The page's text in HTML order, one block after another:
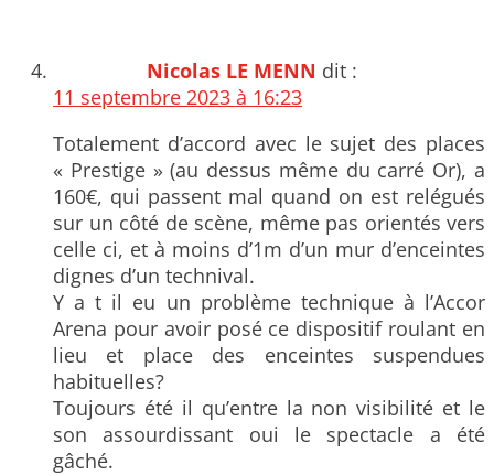
Nicolas LE MENN dit :
11 septembre 2023 à 16:23
Totalement d’accord avec le sujet des places
« Prestige » (au dessus même du carré Or), a
160€, qui passent mal quand on est relégués
sur un côté de scène, même pas orientés vers
celle ci, et à moins d’1m d’un mur d’enceintes
dignes d’un technival.
Y a t il eu un problème technique à l’Accor
Arena pour avoir posé ce dispositif roulant en
lieu et place des enceintes suspendues
habituelles?
Toujours été il qu’entre la non visibilité et le
son assourdissant oui le spectacle a été
gâché.